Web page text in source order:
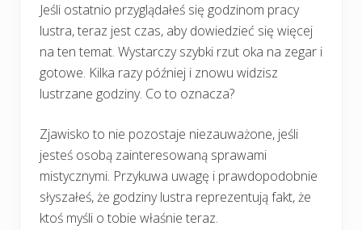
Jeśli ostatnio przyglądałeś się godzinom pracy
lustra, teraz jest czas, aby dowiedzieć się więcej
na ten temat. Wystarczy szybki rzut oka na zegar i
gotowe. Kilka razy później i znowu widzisz
lustrzane godziny. Co to oznacza?
Zjawisko to nie pozostaje niezauważone, jeśli
jesteś osobą zainteresowaną sprawami
mistycznymi. Przykuwa uwagę i prawdopodobnie
słyszałeś, że godziny lustra reprezentują fakt, że
ktoś myśli o tobie właśnie teraz.